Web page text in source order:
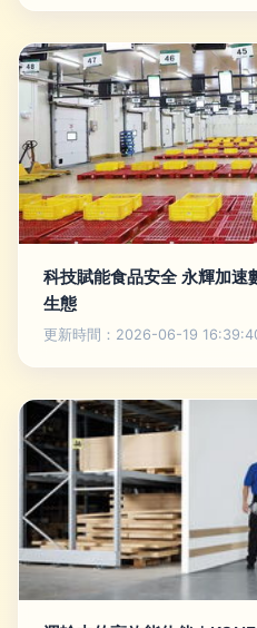
科技賦能食品安全 永輝加速
生態
更新時間：2026-06-19